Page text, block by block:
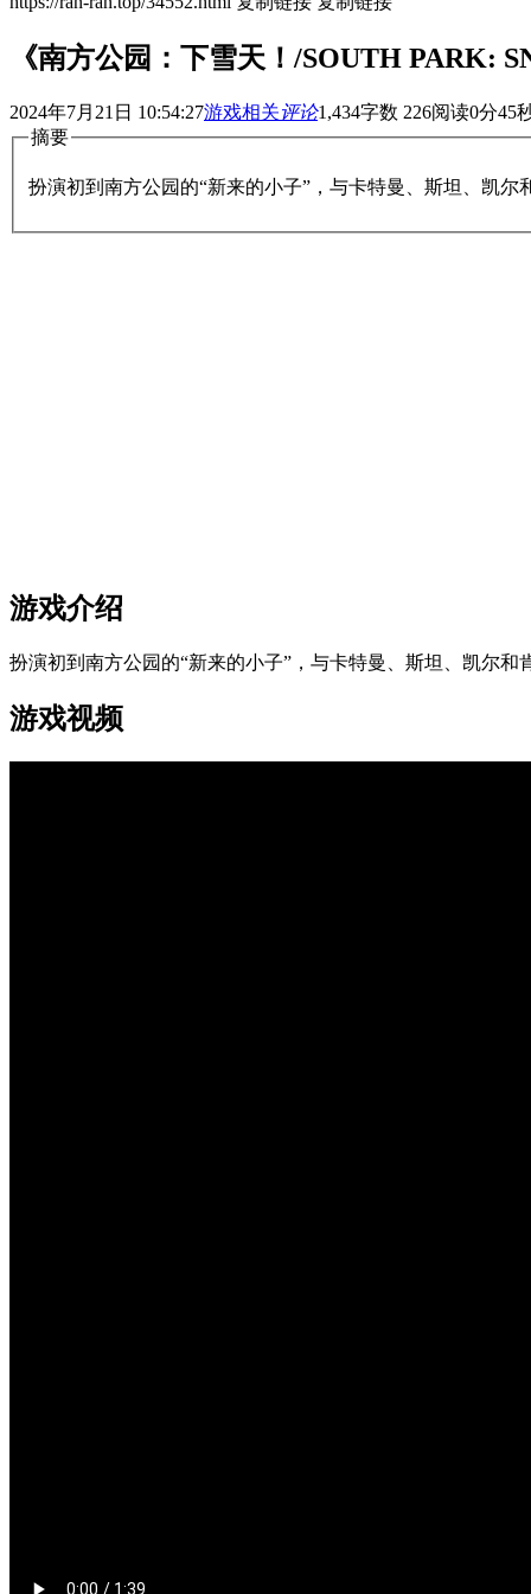
《南方公园：下雪天！/SOUTH PARK:
2024年7月21日 10:54:27游戏相关评论1,434字数 226阅读0分45
摘要
扮演初到南方公园的“新来的小子”，与卡特曼、斯坦、凯
游戏介绍
扮演初到南方公园的“新来的小子”，与卡特曼、斯坦、凯尔
游戏视频